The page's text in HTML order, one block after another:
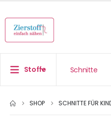
Stoffe Schnitte
SHOP SCHNITTE FÜR